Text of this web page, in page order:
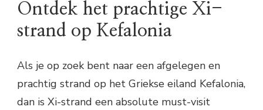
Ontdek het prachtige Xi-
strand op Kefalonia
Als je op zoek bent naar een afgelegen en
prachtig strand op het Griekse eiland Kefalonia,
dan is Xi-strand een absolute must-visit